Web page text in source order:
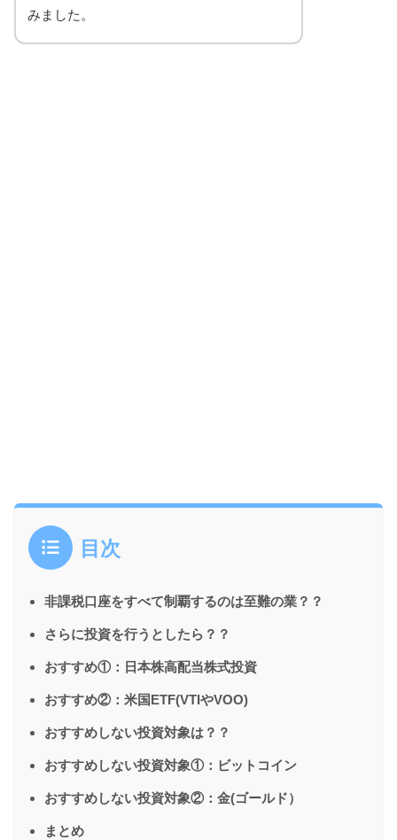
みました。
目次
非課税口座をすべて制覇するのは至難の業？？
さらに投資を行うとしたら？？
おすすめ①：日本株高配当株式投資
おすすめ②：米国ETF(VTIやVOO)
おすすめしない投資対象は？？
おすすめしない投資対象①：ビットコイン
おすすめしない投資対象②：金(ゴールド）
まとめ